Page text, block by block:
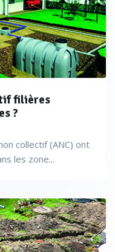
filières
?
collectif (ANC) ont
les zone...